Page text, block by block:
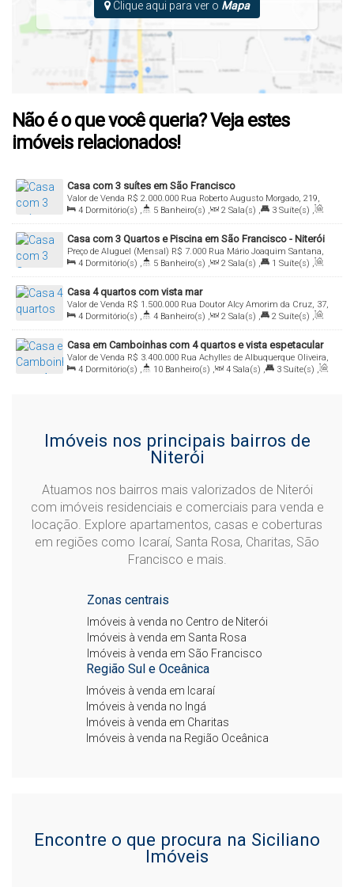
Clique aqui para ver o Mapa
Não é o que você queria? Veja estes
imóveis relacionados!
Casa com 3 suítes em São Francisco
R$ 2.000.000
Valor de Venda
Rua Roberto Augusto Morgado, 219,
24365-080, São Francisco, Niterói, Rio de Janeiro, Brasil
4 Dormitório(s) , 5 Banheiro(s) , 2 Sala(s) , 3 Suíte(s) ,
Total: 460.00m² , 3 Vaga(s) , Útil: 400.00m²
Casa com 3 Quartos e Piscina em São Francisco - Niterói
R$ 7.000
Preço de Aluguel (Mensal)
Rua Mário Joaquim Santana,
106, 1, 24360-590, São Francisco, Niterói, Rio de Janeiro, Brasil
4 Dormitório(s) , 5 Banheiro(s) , 2 Sala(s) , 1 Suíte(s) ,
Total: 550.00m² , 3 Vaga(s) , Útil: 525.00m²
Casa 4 quartos com vista mar
R$ 1.500.000
Valor de Venda
Rua Doutor Alcy Amorim da Cruz, 37,
24358-090, Piratininga, Niterói, Rio de Janeiro, Brasil
4 Dormitório(s) , 4 Banheiro(s) , 2 Sala(s) , 2 Suíte(s) ,
Total: 920.00m² , 2 Vaga(s) , Útil: 850.00m²
Casa em Camboinhas com 4 quartos e vista espetacular
R$ 3.400.000
Valor de Venda
Rua Achylles de Albuquerque Oliveira,
106, 24358-716, Camboinhas, Niterói, Rio de Janeiro, Brasil
4 Dormitório(s) , 10 Banheiro(s) , 4 Sala(s) , 3 Suíte(s) ,
Imóveis nos principais bairros de
Niterói
Atuamos nos bairros mais valorizados de Niterói
com imóveis residenciais e comerciais para venda e
locação. Explore apartamentos, casas e coberturas
em regiões como Icaraí, Santa Rosa, Charitas, São
Francisco e mais.
Zonas centrais
Imóveis à venda no Centro de Niterói
Imóveis à venda em Santa Rosa
Imóveis à venda em São Francisco
Região Sul e Oceânica
Imóveis à venda em Icaraí
Imóveis à venda no Ingá
Imóveis à venda em Charitas
Imóveis à venda na Região Oceânica
Encontre o que procura na Siciliano
Imóveis